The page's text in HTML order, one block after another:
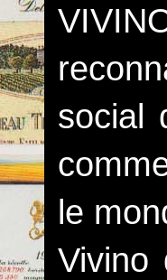
social
le
Vivino